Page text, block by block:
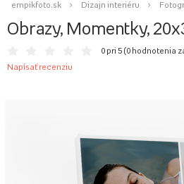
empikfoto.sk Dizajn interiéru
Obrazy, Momentky,
0 pri 5 (0 hodnotenia
Napísať recenziu